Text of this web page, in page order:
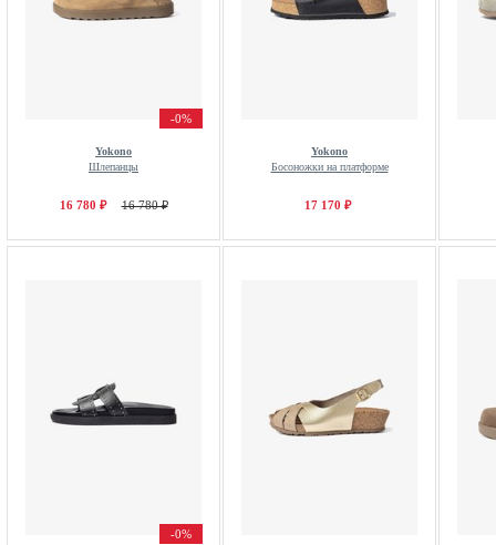
-0%
Yokono
Шлепанцы
16 780 ₽ 16 780 ₽
Yokono
Босоножки на платформе
17 170 ₽
-0%